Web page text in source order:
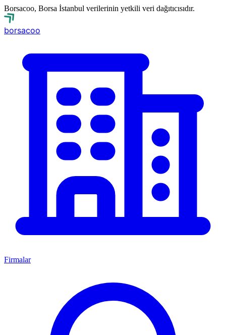
Borsacoo, Borsa İstanbul verilerinin yetkili veri dağıtıcısıdır.
borsacoo
Firmalar